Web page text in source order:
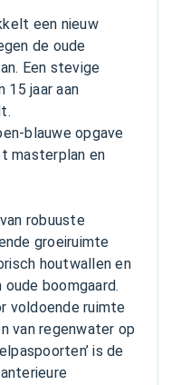
een nieuw
de oude
Een stevige
15 jaar aan
blauwe opgave
masterplan en
robuuste
groeiruimte
houtwallen en
oude boomgaard.
voldoende ruimte
van regenwater op
is de